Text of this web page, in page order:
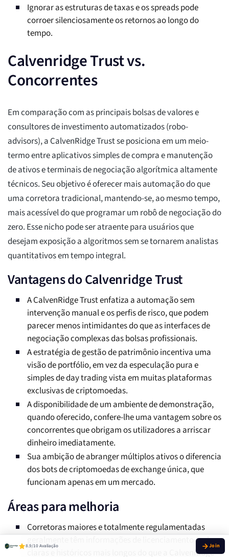
Ignorar as estruturas de taxas e os spreads pode
corroer silenciosamente os retornos ao longo do
tempo.
Calvenridge Trust vs.
Concorrentes
Em comparação com as principais bolsas de valores e
consultores de investimento automatizados (robo-
advisors), a CalvenRidge Trust se posiciona em um meio-
termo entre aplicativos simples de compra e manutenção
de ativos e terminais de negociação algorítmica altamente
técnicos. Seu objetivo é oferecer mais automação do que
uma corretora tradicional, mantendo-se, ao mesmo tempo,
mais acessível do que programar um robô de negociação do
zero. Esse nicho pode ser atraente para usuários que
desejam exposição a algoritmos sem se tornarem analistas
quantitativos em tempo integral.
Vantagens do Calvenridge Trust
A CalvenRidge Trust enfatiza a automação sem
intervenção manual e os perfis de risco, que podem
parecer menos intimidantes do que as interfaces de
negociação complexas das bolsas profissionais.
A estratégia de gestão de patrimônio incentiva uma
visão de portfólio, em vez da especulação pura e
simples de day trading vista em muitas plataformas
exclusivas de criptomoedas.
A disponibilidade de um ambiente de demonstração,
quando oferecido, confere-lhe uma vantagem sobre os
concorrentes que obrigam os utilizadores a arriscar
dinheiro imediatamente.
Sua ambição de abranger múltiplos ativos o diferencia
dos bots de criptomoedas de exchange única, que
funcionam apenas em um mercado.
Áreas para melhoria
Corretoras maiores e totalmente regulamentadas
geralmente têm informações de licenciamento mais
claras e históricos mais longos do que a CalvenRidge
8.9/10 Avaliação